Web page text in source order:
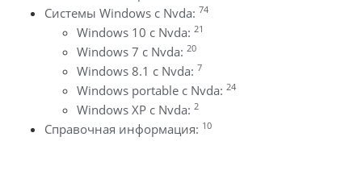
Системы Windows с Nvda: 74
Windows 10 с Nvda: 21
Windows 7 с Nvda: 20
Windows 8.1 с Nvda: 7
Windows portable с Nvda: 24
Windows XP с Nvda: 2
Справочная информация: 10